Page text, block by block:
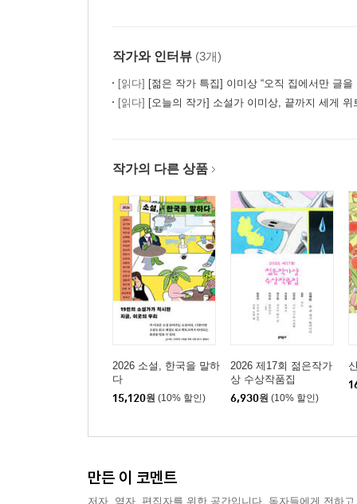
작가와 인터뷰 (3개)
[읽다] [젊은 작가 특집] 이미상 “오직 집에서만 글을
[읽다] [오늘의 작가] 소설가 이미상, 끝까지 세게 위
작가의 다른 상품
2026 소설, 한국을 말하
다
15,120원 (10% 할인)
2026 제17회 젊은작가
상 수상작품집
6,930원 (10% 할인)
만든 이 코멘트
저자, 역자, 편집자를 위한 공간입니다. 독자들에게 전하